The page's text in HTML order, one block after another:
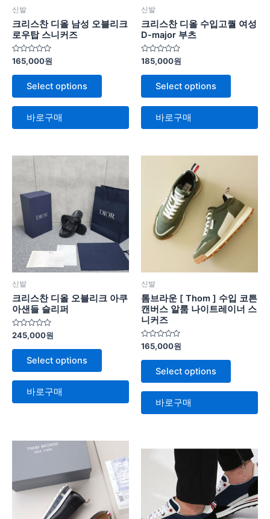
신발
크리스찬 디올 남성 오블리크
로우탑 스니커즈
5
중
에
로
가
165,000원
Select options
바로구매
신발
크리스찬 디올 수입고퀄 여성
D-major 부츠
5
중
에
로
가
185,000원
Select options
바로구매
신발
크리스찬 디올 오블리크 아쿠
아샌들 슬리퍼
5
중
에
로
가
245,000원
Select options
바로구매
신발
톰브라운 [ Thom ] 수입 코튼
캔버스 알룸 나이트레이너 스
니커즈
5
중
에
로
가
165,000원
Select options
바로구매